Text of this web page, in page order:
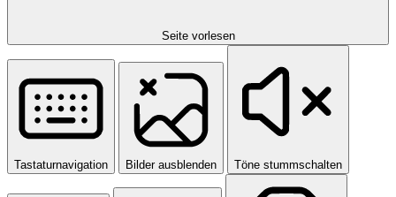
Seite vorlesen
Tastaturnavigation Bilder ausblenden Töne stummschalten